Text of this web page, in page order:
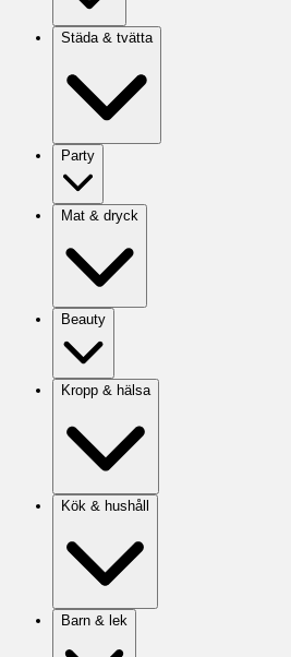
Städa & tvätta
Party
Mat & dryck
Beauty
Kropp & hälsa
Kök & hushåll
Barn & lek